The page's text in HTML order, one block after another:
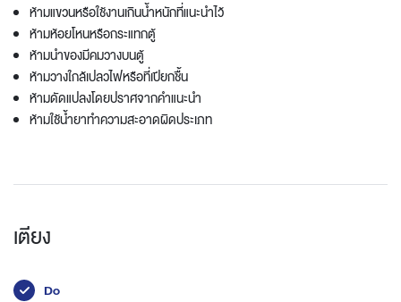
ห้ามแขวนหรือใช้งานเกินน้ำหนักที่แนะนำไว้
ห้ามห้อยโหนหรือกระแทกตู้
ห้ามนำของมีคมวางบนตู้
ห้ามวางใกล้เปลวไฟหรือที่เปียกชื้น
ห้ามดัดแปลงโดยปราศจากคำแนะนำ
ห้ามใช้น้ำยาทำความสะอาดผิดประเภท
เตียง
Do